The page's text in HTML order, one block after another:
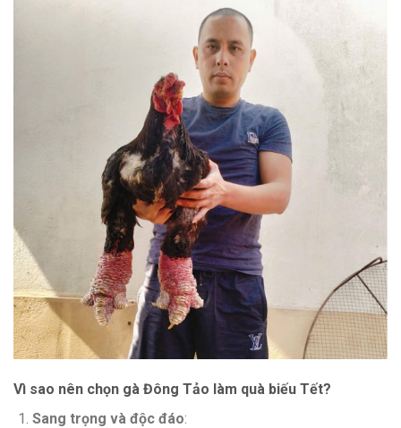
Vì sao nên chọn gà Đông Tảo làm quà biếu Tết?
Sang trọng và độc đáo: